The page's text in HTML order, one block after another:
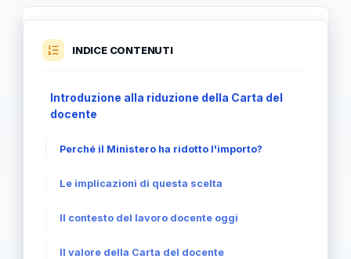
INDICE CONTENUTI
Introduzione alla riduzione della Carta del
docente
Perché il Ministero ha ridotto l'importo?
Le implicazioni di questa scelta
Il contesto del lavoro docente oggi
Il valore della Carta del docente